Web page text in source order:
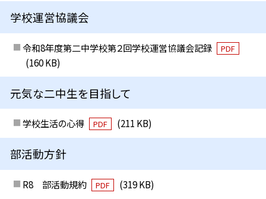
学校運営協議会
令和8年度第二中学校第２回学校運営協議会記録 PDF
(160 KB)
元気な二中生を目指して
学校生活の心得 PDF (211 KB)
部活動方針
R8 部活動規約 PDF (319 KB)